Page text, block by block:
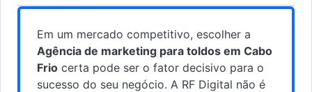
Em um mercado competitivo, escolher a
Agência de marketing para toldos em Cabo
Frio certa pode ser o fator decisivo para o
sucesso do seu negócio. A RF Digital não é